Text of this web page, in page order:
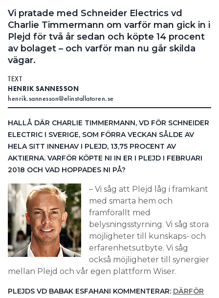
SEARCH
Vi pratade med Schneider Electrics vd
Charlie Timmermann om varför man gick in i
Plejd för två år sedan och köpte 14 procent
av bolaget – och varför man nu går skilda
vägar.
TEXT
HENRIK SANNESSON
henrik.sannesson@elinstallatoren.se
HALLÅ DÄR CHARLIE TIMMERMANN, VD FÖR SCHNEIDER
ELECTRIC I SVERIGE, SOM FÖRRA VECKAN SÅLDE AV
HELA SITT INNEHAV I PLEJD, 13,75 PROCENT AV
AKTIERNA. VARFÖR KÖPTE NI IN ER I PLEJD I FEBRUARI
2018 OCH VAD HOPPADES NI PÅ?
– Vi såg att Plejd låg i framkant
med smarta hem och
framförallt med
belysningsstyrning. Vi såg stora
möjligheter till kunskaps- och
erfarenhetsutbyte. Vi såg
också möjligheter till synergier
mellan Plejd och vår egen plattform Wiser.
PLEJDS VD BABAK ESFAHANI KOMMENTERAR: DÄRFÖR